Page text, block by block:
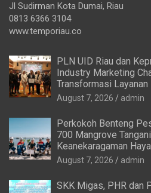
Jl Sudirman Kota Dumai, Riau
0813 6366 3104
www.temporiau.co
PLN UID Riau dan
Industry Marketing
Transformasi Layanan
August 7, 2026 admin
Perkokoh Benteng
700 Mangrove
Keanekaragaman
August 7, 2026 admin
SKK Migas, PHR dan